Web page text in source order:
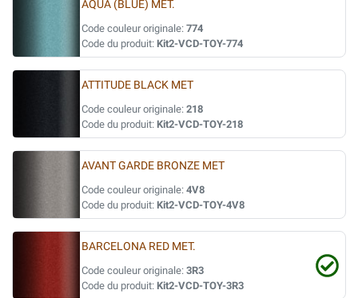
AQUA (BLUE) MET.
Code couleur originale: 774
Code du produit: Kit2-VCD-TOY-774
ATTITUDE BLACK MET
Code couleur originale: 218
Code du produit: Kit2-VCD-TOY-218
AVANT GARDE BRONZE MET
Code couleur originale: 4V8
Code du produit: Kit2-VCD-TOY-4V8
BARCELONA RED MET.
Code couleur originale: 3R3
Code du produit: Kit2-VCD-TOY-3R3